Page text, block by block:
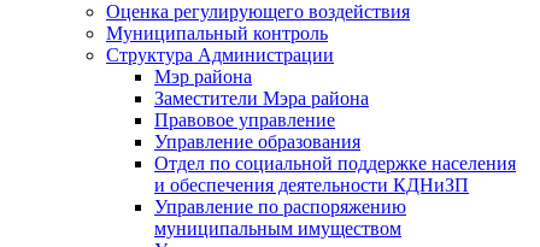
Оценка регулирующего воздействия
Муниципальный контроль
Структура Администрации
Мэр района
Заместители Мэра района
Правовое управление
Управление образования
Отдел по социальной поддержке населения
и обеспечения деятельности КДНиЗП
Управление по распоряжению
муниципальным имуществом